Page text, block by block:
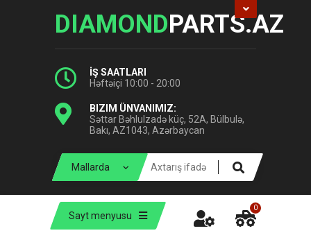
DIAMONDPARTS.AZ
İŞ SAATLARI
Həftəiçi 10:00 - 20:00
BIZIM ÜNVANIMIZ:
Səttar Bəhlulzadə küç, 52A, Bülbulə,
Bakı, AZ1043, Azərbaycan
Sayt menyusu
0